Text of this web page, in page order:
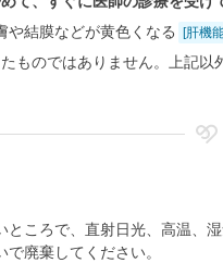
や結膜などが黄色くなる [肝機
ものではありません。上記
ころで、直射日光、高温、
廃棄してください。